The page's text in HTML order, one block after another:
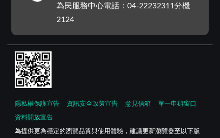
為民服務中心電話：04-22232311分機
2124
隱私權保護宣告 資訊安全政策宣告 意見信箱 單一申辦窗口
資料開放宣告
為提供更為穩定的瀏覽品質與使用體驗，建議更新瀏覽器至以下版